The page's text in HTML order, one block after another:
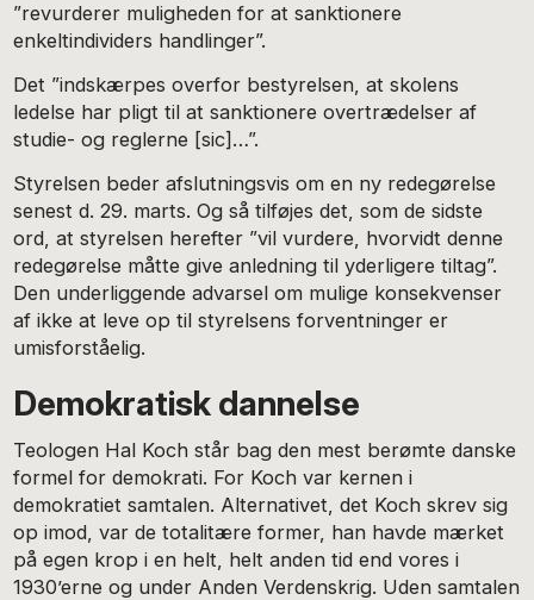
”revurderer muligheden for at sanktionere
enkeltindividers handlinger”.
Det ”indskærpes overfor bestyrelsen, at skolens
ledelse har pligt til at sanktionere overtrædelser af
studie- og reglerne [sic]…”.
Styrelsen beder afslutningsvis om en ny redegørelse
senest d. 29. marts. Og så tilføjes det, som de sidste
ord, at styrelsen herefter ”vil vurdere, hvorvidt denne
redegørelse måtte give anledning til yderligere tiltag”.
Den underliggende advarsel om mulige konsekvenser
af ikke at leve op til styrelsens forventninger er
umisforståelig.
Demokratisk dannelse
Teologen Hal Koch står bag den mest berømte danske
formel for demokrati. For Koch var kernen i
demokratiet samtalen. Alternativet, det Koch skrev sig
op imod, var de totalitære former, han havde mærket
på egen krop i en helt, helt anden tid end vores i
1930’erne og under Anden Verdenskrig. Uden samtalen